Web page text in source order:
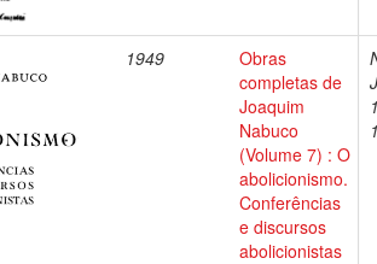
1949
Obras
completas de
Joaquim
Nabuco
(Volume 7) : O
abolicionismo.
Conferências
e discursos
abolicionistas